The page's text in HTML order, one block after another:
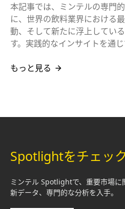
本記事では、ミンテルの専門
に、世界の飲料業界における
動、そして新たに浮上してい
す。実践的なインサイトを通
もっと見る
Spotlightをチェッ
ミンテル Spotlightで、重要市場に
新データ、専門的な分析を入手。